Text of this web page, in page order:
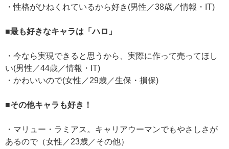
・性格がひねくれているから好き(男性／38歳／情報・IT)
■最も好きなキャラは「ハロ」
・今なら実現できると思うから、実際に作って売ってほし
い(男性／44歳／情報・IT)
・かわいいので(女性／29歳／生保・損保)
■その他キャラも好き！
・マリュー・ラミアス。キャリアウーマンでもやさしさが
あるので（女性／23歳／その他）